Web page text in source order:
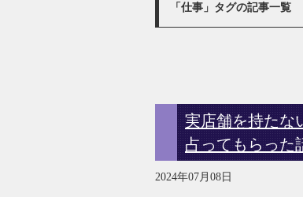
「仕事」タグの記事一覧
実店舗を持たな
占ってもらった
2024年07月08日